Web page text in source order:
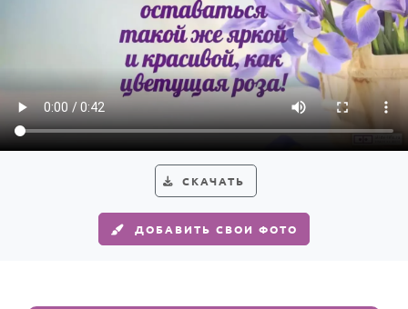
СКАЧАТЬ
ДОБАВИТЬ СВОИ ФОТО